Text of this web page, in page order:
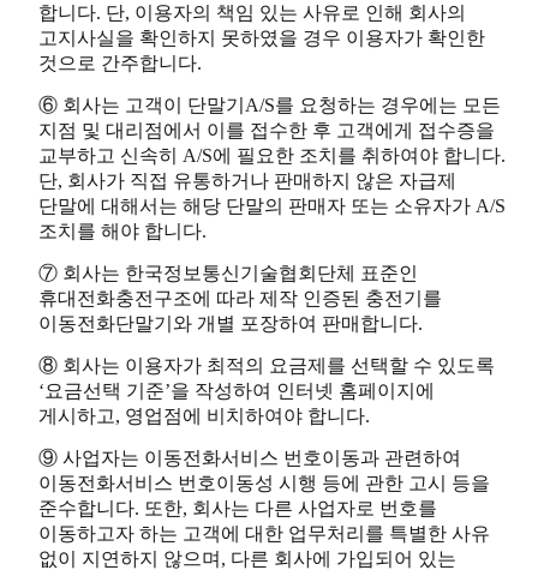
합니다. 단, 이용자의 책임 있는 사유로 인해 회사의
고지사실을 확인하지 못하였을 경우 이용자가 확인한
것으로 간주합니다.
⑥ 회사는 고객이 단말기A/S를 요청하는 경우에는 모든
지점 및 대리점에서 이를 접수한 후 고객에게 접수증을
교부하고 신속히 A/S에 필요한 조치를 취하여야 합니다.
단, 회사가 직접 유통하거나 판매하지 않은 자급제
단말에 대해서는 해당 단말의 판매자 또는 소유자가 A/S
조치를 해야 합니다.
⑦ 회사는 한국정보통신기술협회단체 표준인
휴대전화충전구조에 따라 제작 인증된 충전기를
이동전화단말기와 개별 포장하여 판매합니다.
⑧ 회사는 이용자가 최적의 요금제를 선택할 수 있도록
‘요금선택 기준’을 작성하여 인터넷 홈페이지에
게시하고, 영업점에 비치하여야 합니다.
⑨ 사업자는 이동전화서비스 번호이동과 관련하여
이동전화서비스 번호이동성 시행 등에 관한 고시 등을
준수합니다. 또한, 회사는 다른 사업자로 번호를
이동하고자 하는 고객에 대한 업무처리를 특별한 사유
없이 지연하지 않으며, 다른 회사에 가입되어 있는